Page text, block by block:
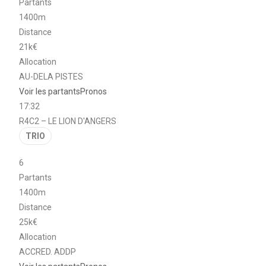
Partants
1400m
Distance
21k€
Allocation
AU-DELA PISTES
Voir les partantsPronos
17:32
R4C2 – LE LION D'ANGERS
TRIO
6
Partants
1400m
Distance
25k€
Allocation
ACCRED. ADDP